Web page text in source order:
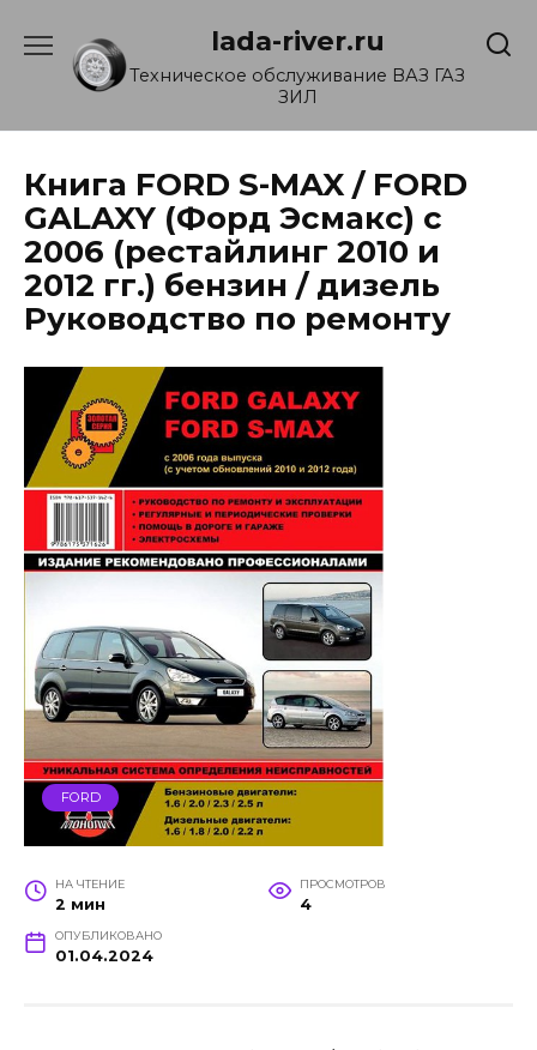
содержанию
lada-river.ru
Техническое обслуживание ВАЗ ГАЗ
ЗИЛ
Книга FORD S-MAX / FORD
GALAXY (Форд Эсмакс) с
2006 (рестайлинг 2010 и
2012 гг.) бензин / дизель
Руководство по ремонту
FORD
НА ЧТЕНИЕ
2 мин
ПРОСМОТРОВ
4
ОПУБЛИКОВАНО
01.04.2024